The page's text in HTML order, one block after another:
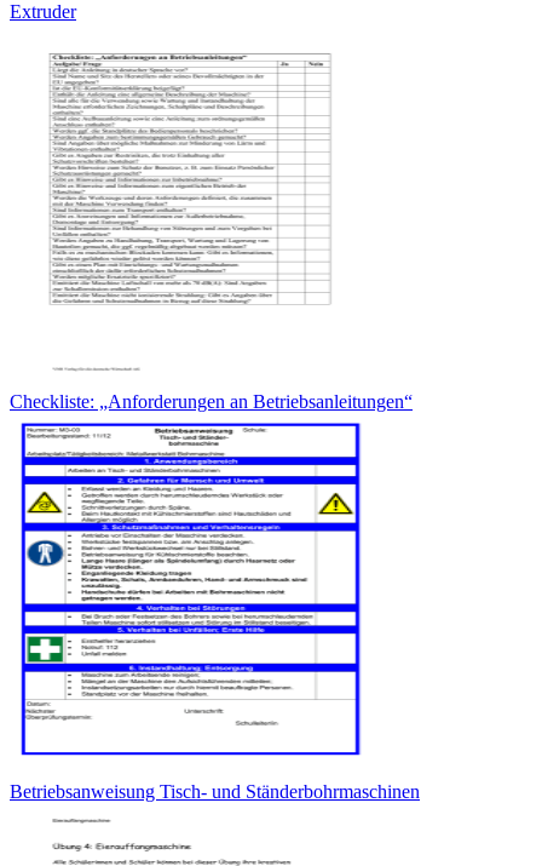
Extruder
Checkliste: „Anforderungen an Betriebsanleitungen“
Betriebsanweisung Tisch- und Ständerbohrmaschinen